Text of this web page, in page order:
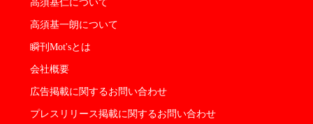
高須基仁について
高須基一朗について
瞬刊Mot'sとは
会社概要
広告掲載に関するお問い合わせ
プレスリリース掲載に関するお問い合わせ